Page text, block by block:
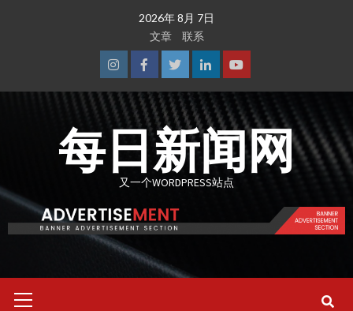
2026年 8月 7日
文章
联系
InstagramFacebook
TwitterLinkedinYoutube
每日新闻网
又一个WORDPRESS站点
Menu